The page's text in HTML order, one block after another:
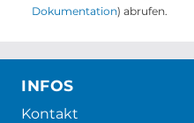
Dokumentation) abrufen.
INFOS
Kontakt